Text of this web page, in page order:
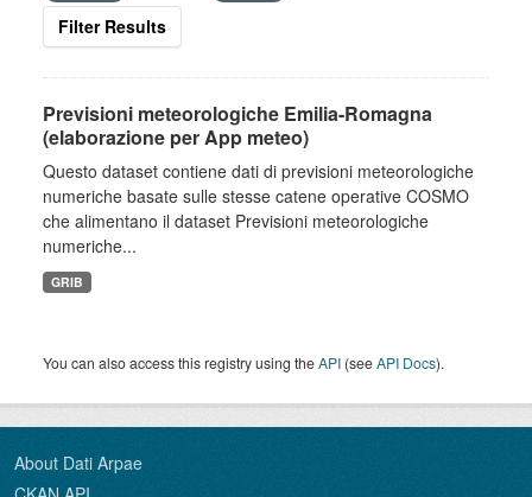
Filter Results
Previsioni meteorologiche Emilia-Romagna
(elaborazione per App meteo)
Questo dataset contiene dati di previsioni meteorologiche
numeriche basate sulle stesse catene operative COSMO
che alimentano il dataset Previsioni meteorologiche
numeriche...
GRIB
You can also access this registry using theAPI (seeAPI Docs).
About Dati Arpae